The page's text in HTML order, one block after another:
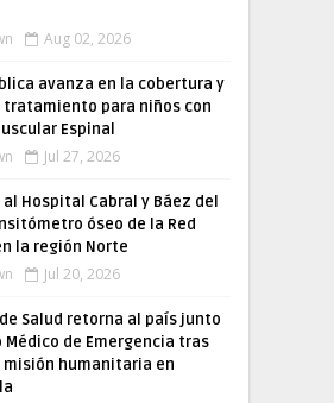
Aug 02, 2026
avanza en la cobertura y
tratamiento para niños con
Espinal
Jul 27, 2026
al Hospital Cabral y Báez del
óseo de la Red
la región Norte
Jul 20, 2026
Salud retorna al país junto
Médico de Emergencia tras
misión humanitaria en